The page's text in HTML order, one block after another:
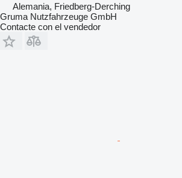
Alemania, Friedberg-Derching
Gruma Nutzfahrzeuge GmbH
Contacte con el vendedor